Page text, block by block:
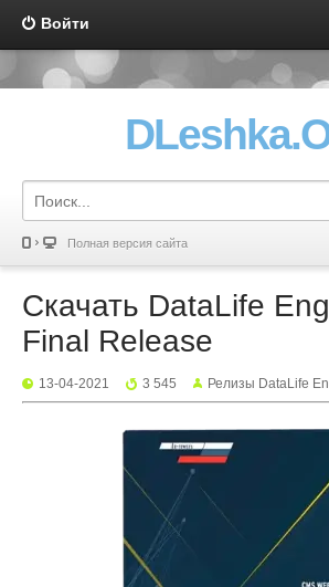
Войти
Полная версия сайта
Скачать DataLife
Final Release
13-04-2021 3 545 Релизы DataLife